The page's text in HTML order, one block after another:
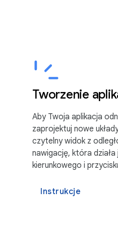
Tworzenie
Aby Twoja aplikacja
zaprojektuj nowe
czytelny widok z
nawigację, która
kierunkowego i
Instrukcje